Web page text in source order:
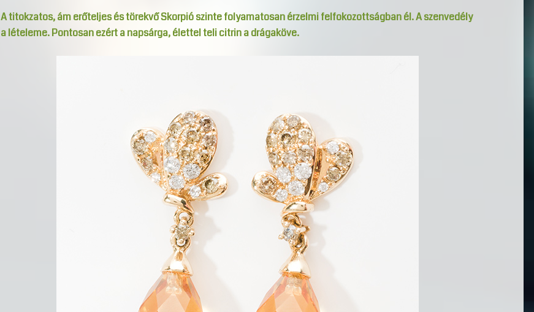
A titokzatos, ám erőteljes és törekvő Skorpió szinte folyamatosan érzelmi felfokozottságban él. A szenvedély
a lételeme. Pontosan ezért a napsárga, élettel teli citrin a drágaköve.